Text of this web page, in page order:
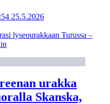
25.5.2026
lyseourakkaan Turussa –
urakka
Skanska,